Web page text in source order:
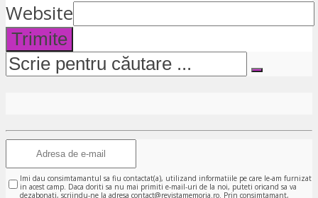
Website
Trimite
Imi dau consimtamantul sa fiu contactat(a), utilizand informatiile pe care le-am furnizat
in acest camp. Daca doriti sa nu mai primiti e-mail-uri de la noi, puteti oricand sa va
dezabonati, scriindu-ne la adresa contact@revistamemoria.ro. Prin consimtamant,